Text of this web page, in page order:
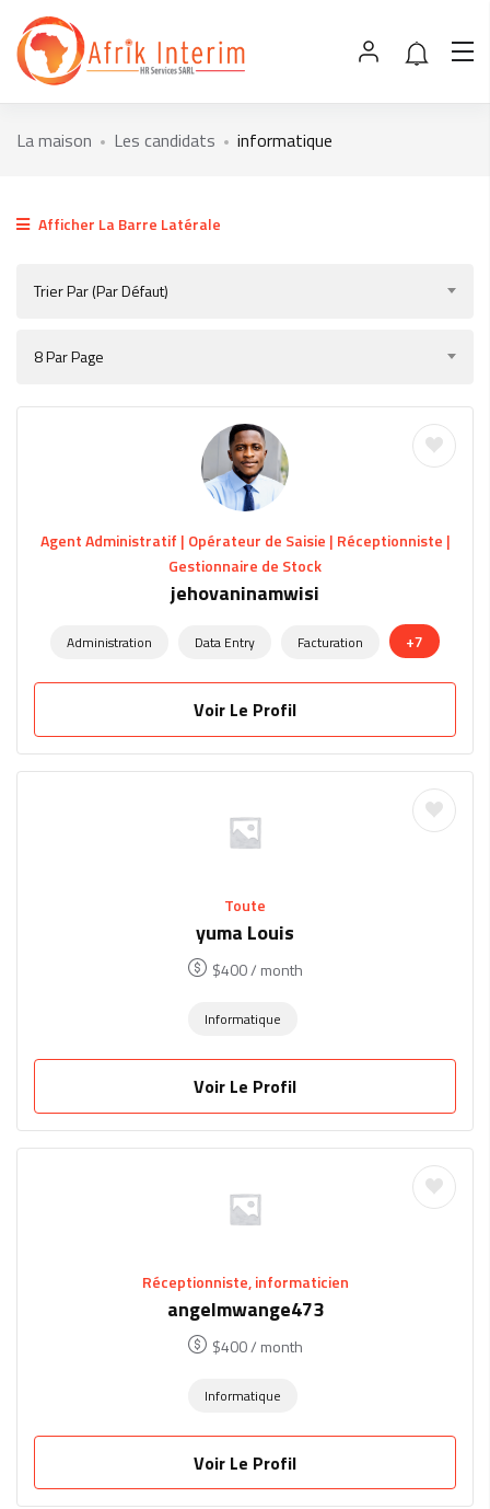
La maison Les candidats informatique
Afficher La Barre Latérale
Trier Par (par Défaut)
8 Par Page
Agent Administratif | Opérateur de Saisie | Réceptionniste |
Gestionnaire de Stock
jehovaninamwisi
Administration Data Entry Facturation +7
Voir Le Profil
Toute
yuma Louis
$400/ month
Informatique
Voir Le Profil
Réceptionniste, informaticien
angelmwange473
$400/ month
Informatique
Voir Le Profil